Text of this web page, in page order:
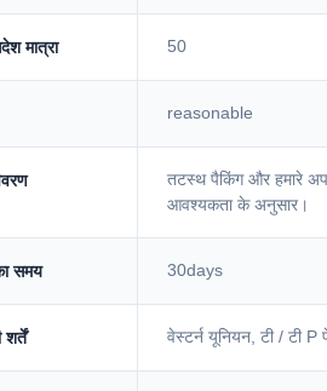
मात्रा 50
reasonable
तटस्थ पैकिंग और हमारे
आवश्यकता के अनुसार।
समय 30days
वेस्टर्न यूनियन, टी / टी P